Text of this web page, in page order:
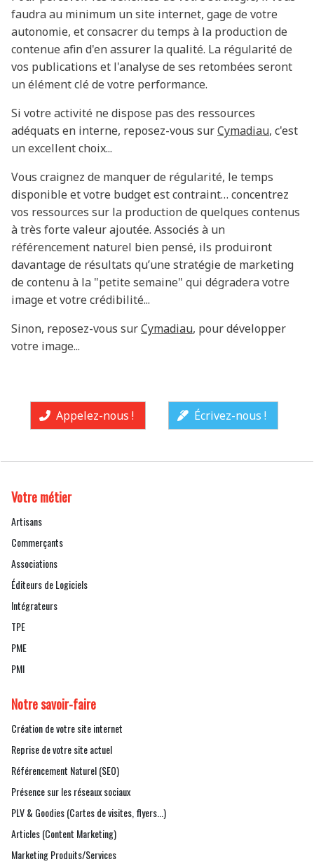
faudra au minimum un site internet, gage de votre
autonomie, et consacrer du temps à la production de
contenue afin d'en assurer la qualité. La régularité de
vos publications et l'analyse de ses retombées seront
un élément clé de votre performance.
Si votre activité ne dispose pas des ressources
adéquats en interne, reposez-vous surCymadiau, c'est
un excellent choix...
Vous craignez de manquer de régularité, le temps
disponible et votre budget est contraint… concentrez
vos ressources sur la production de quelques contenus
à très forte valeur ajoutée. Associés à un
référencement naturel bien pensé, ils produiront
davantage de résultats qu’une stratégie de marketing
de contenu à la "petite semaine" qui dégradera votre
image et votre crédibilité...
Sinon, reposez-vous surCymadiau, pour développer
votre image...
Appelez-nous ! Écrivez-nous !
Votre métier
Artisans
Commerçants
Associations
Éditeurs de Logiciels
Intégrateurs
TPE
PME
PMI
Notre savoir-faire
Création de votre site internet
Reprise de votre site actuel
Référencement Naturel (SEO)
Présence sur les réseaux sociaux
PLV & Goodies (Cartes de visites, flyers...)
Articles (Content Marketing)
Marketing Produits/Services